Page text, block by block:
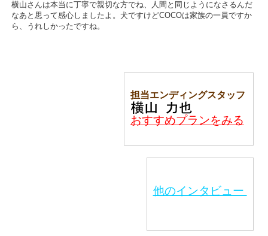
横山さんは本当に丁寧で親切な方でね、人間と同じようになさるんだ
なあと思って感心しましたよ。犬ですけどCOCOは家族の一員ですか
ら、うれしかったですね。
担当エンディングスタッフ
おすすめプランをみる
他のインタビュー